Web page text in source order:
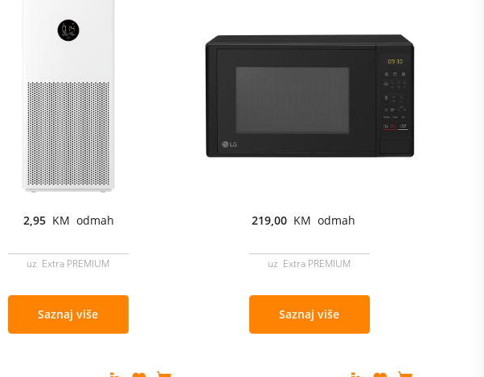
2,95 KM odmah
uz Extra PREMIUM
Saznaj više
219,00 KM odmah
uz Extra PREMIUM
Saznaj više